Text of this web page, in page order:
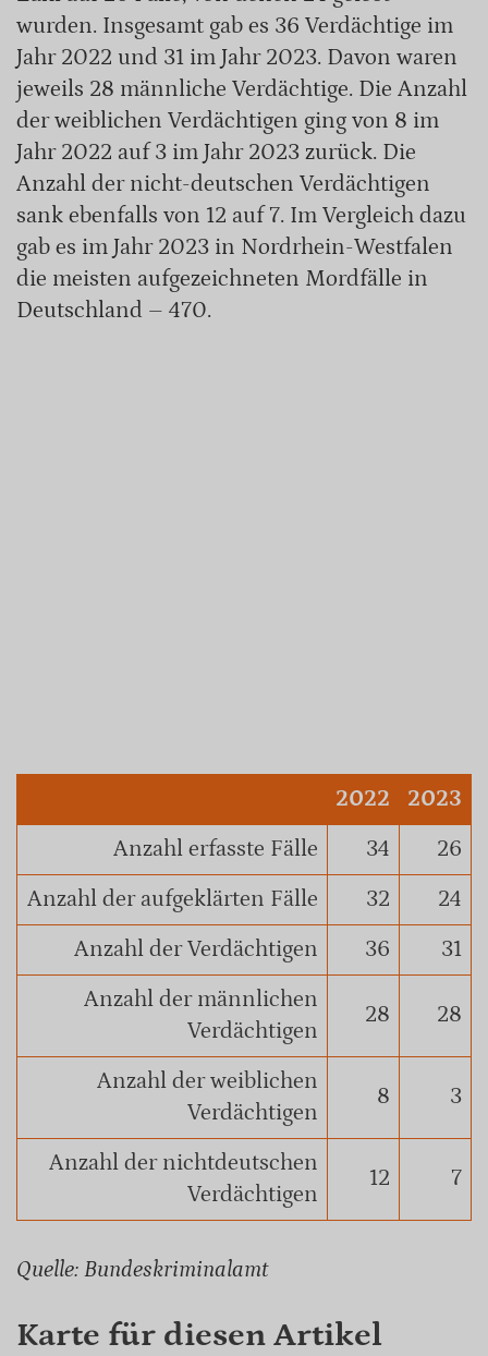
wurden. Insgesamt gab es 36 Verdächtige im
Jahr 2022 und 31 im Jahr 2023. Davon waren
jeweils 28 männliche Verdächtige. Die Anzahl
der weiblichen Verdächtigen ging von 8 im
Jahr 2022 auf 3 im Jahr 2023 zurück. Die
Anzahl der nicht-deutschen Verdächtigen
sank ebenfalls von 12 auf 7. Im Vergleich dazu
gab es im Jahr 2023 in Nordrhein-Westfalen
die meisten aufgezeichneten Mordfälle in
Deutschland – 470.
2022
2023
Anzahl erfasste Fälle
34
26
Anzahl der aufgeklärten Fälle
32
24
Anzahl der Verdächtigen
36
31
Anzahl der männlichen
Verdächtigen
28 28
Anzahl der weiblichen
Verdächtigen
8 3
Anzahl der nichtdeutschen
Verdächtigen
12 7
Quelle: Bundeskriminalamt
Karte für diesen Artikel